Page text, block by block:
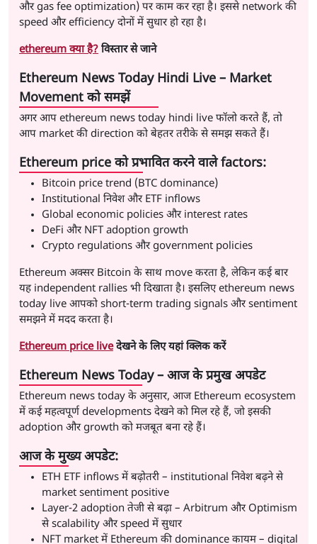
और gas fee optimization) पर काम कर रहा है। इससे network की
speed और efficiency दोनों में सुधार हो रहा है।
ethereum क्या है? विस्तार से जाने
Ethereum News Today Hindi Live – Market
Movement को समझें
अगर आप ethereum news today hindi live फॉलो करते हैं, तो
आप market की direction को बेहतर तरीके से समझ सकते हैं।
Ethereum price को प्रभावित करने वाले factors:
Bitcoin price trend (BTC dominance)
Institutional निवेश और ETF inflows
Global economic policies और interest rates
DeFi और NFT adoption growth
Crypto regulations और government policies
Ethereum अक्सर Bitcoin के साथ move करता है, लेकिन कई बार
यह independent rallies भी दिखाता है। इसलिए ethereum news
today live आपको short-term trading signals और sentiment
समझने में मदद करता है।
Ethereum price liveदेखने के लिए यहां क्लिक करें
Ethereum News Today – आज के प्रमुख अपडेट
Ethereum news today के अनुसार, आज Ethereum ecosystem
में कई महत्वपूर्ण developments देखने को मिल रहे हैं, जो इसकी
adoption और growth को मजबूत बना रहे हैं।
आज के मुख्य अपडेट:
ETH ETF inflows में बढ़ोतरी – institutional निवेश बढ़ने से
market sentiment positive
Layer-2 adoption तेजी से बढ़ा – Arbitrum और Optimism
से scalability और speed में सुधार
NFT market में Ethereum की dominance कायम – digital